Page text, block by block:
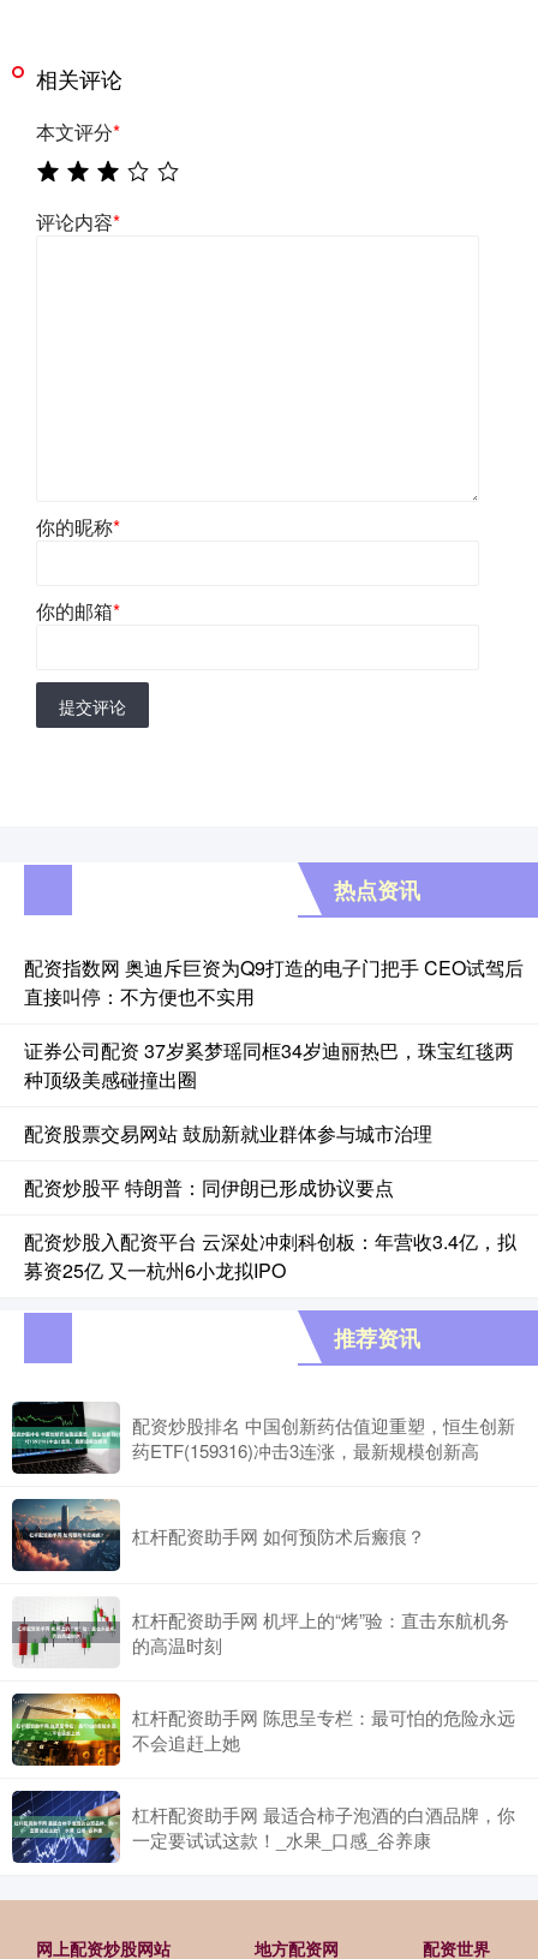
相关评论
本文评分*
评论内容*
你的昵称*
你的邮箱*
提交评论
热点资讯
配资指数网 奥迪斥巨资为Q9打造的电子门把手 CEO试驾后
直接叫停：不方便也不实用
证券公司配资 37岁奚梦瑶同框34岁迪丽热巴，珠宝红毯两
种顶级美感碰撞出圈
配资股票交易网站 鼓励新就业群体参与城市治理
配资炒股平 特朗普：同伊朗已形成协议要点
配资炒股入配资平台 云深处冲刺科创板：年营收3.4亿，拟
募资25亿 又一杭州6小龙拟IPO
推荐资讯
配资炒股排名 中国创新药估值迎重塑，恒生创新
药ETF(159316)冲击3连涨，最新规模创新高
杠杆配资助手网 如何预防术后瘢痕？
杠杆配资助手网 机坪上的“烤”验：直击东航机务
的高温时刻
杠杆配资助手网 陈思呈专栏：最可怕的危险永远
不会追赶上她
杠杆配资助手网 最适合柿子泡酒的白酒品牌，你
一定要试试这款！_水果_口感_谷养康
网上配资炒股网站 地方配资网 配资世界